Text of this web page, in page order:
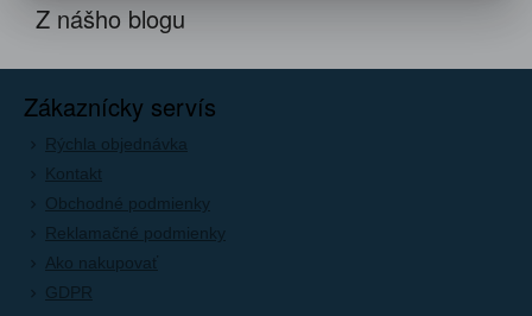
Z nášho blogu
Zákaznícky servís
Rýchla objednávka
Kontakt
Obchodné podmienky
Reklamačné podmienky
Ako nakupovať
GDPR